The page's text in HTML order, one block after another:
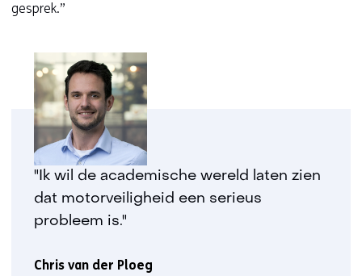
gesprek.”
"Ik wil de academische wereld laten zien
dat motorveiligheid een serieus
probleem is."
Chris van der Ploeg